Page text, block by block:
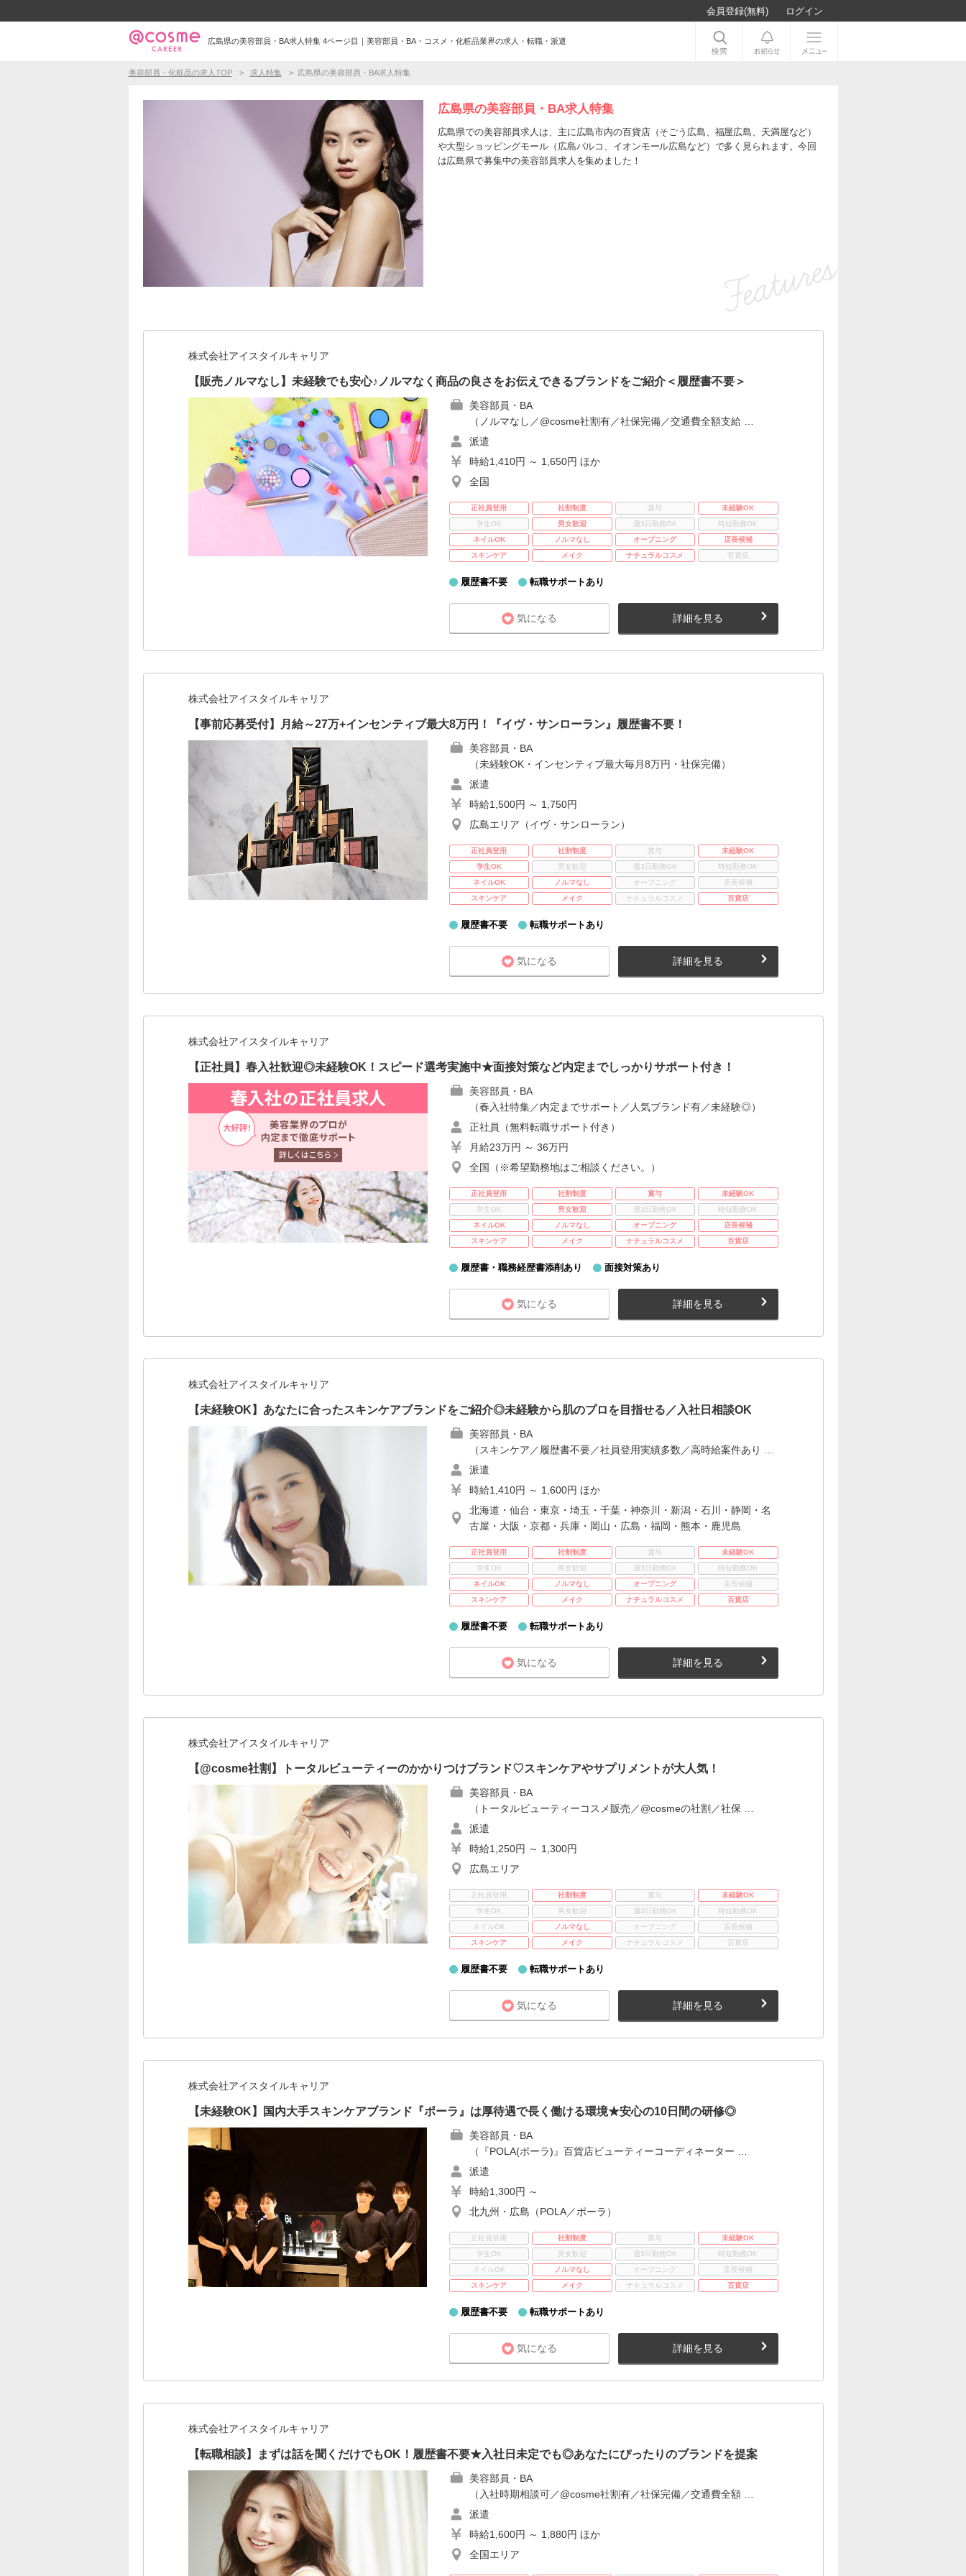
会員登録(無料) ログイン
広島県の美容部員・BA求人特集 4ページ目｜美容部員・BA・コスメ・化粧品業界の求人・転職・派遣
美容部員・化粧品の求人TOP 求人特集 広島県の美容部員・BA求人特集
広島県の美容部員・BA求人特集
広島県での美容部員求人は、主に広島市内の百貨店（そごう広島、福屋広島、天満屋など）
や大型ショッピングモール（広島パルコ、イオンモール広島など）で多く見られます。今回
は広島県で募集中の美容部員求人を集めました！
株式会社アイスタイルキャリア
【販売ノルマなし】未経験でも安心♪ノルマなく商品の良さをお伝えできるブランドをご紹介＜履歴書不要＞
美容部員・BA
（ノルマなし／@cosme社割有／社保完備／交通費全額支給 …
派遣
時給1,410円 ～ 1,650円 ほか
全国
正社員登用 社割制度 賞与
未経験OK
学生OK
男女歓迎 週3日勤務OK
時短勤務OK
ネイルOK
ノルマなし オープニング
店長候補
スキンケア
メイク ナチュラルコスメ 百貨店
履歴書不要 転職サポートあり
気になる 詳細を見る
株式会社アイスタイルキャリア
【事前応募受付】月給～27万+インセンティブ最大8万円！『イヴ・サンローラン』履歴書不要！
美容部員・BA
（未経験OK・インセンティブ最大毎月8万円・社保完備）
派遣
時給1,500円 ～ 1,750円
広島エリア（イヴ・サンローラン）
正社員登用 社割制度 賞与
未経験OK
学生OK
男女歓迎 週3日勤務OK
時短勤務OK
ネイルOK
ノルマなし オープニング
店長候補
スキンケア
メイク ナチュラルコスメ 百貨店
履歴書不要 転職サポートあり
気になる 詳細を見る
株式会社アイスタイルキャリア
【正社員】春入社歓迎◎未経験OK！スピード選考実施中★面接対策など内定までしっかりサポート付き！
美容部員・BA
（春入社特集／内定までサポート／人気ブランド有／未経験◎）
正社員（無料転職サポート付き）
月給23万円 ～ 36万円
全国（※希望勤務地はご相談ください。）
正社員登用 社割制度 賞与
未経験OK
学生OK
男女歓迎 週3日勤務OK
時短勤務OK
ネイルOK
ノルマなし オープニング
店長候補
スキンケア
メイク ナチュラルコスメ 百貨店
履歴書・職務経歴書添削あり 面接対策あり
気になる 詳細を見る
株式会社アイスタイルキャリア
【未経験OK】あなたに合ったスキンケアブランドをご紹介◎未経験から肌のプロを目指せる／入社日相談OK
美容部員・BA
（スキンケア／履歴書不要／社員登用実績多数／高時給案件あり …
派遣
時給1,410円 ～ 1,600円 ほか
北海道・仙台・東京・埼玉・千葉・神奈川・新潟・石川・静岡・名
古屋・大阪・京都・兵庫・岡山・広島・福岡・熊本・鹿児島
正社員登用 社割制度 賞与
未経験OK
学生OK
男女歓迎 週3日勤務OK
時短勤務OK
ネイルOK
ノルマなし オープニング
店長候補
スキンケア
メイク ナチュラルコスメ 百貨店
履歴書不要 転職サポートあり
気になる 詳細を見る
株式会社アイスタイルキャリア
【@cosme社割】トータルビューティーのかかりつけブランド♡スキンケアやサプリメントが大人気！
美容部員・BA
（トータルビューティーコスメ販売／@cosmeの社割／社保 …
派遣
時給1,250円 ～ 1,300円
広島エリア
正社員登用 社割制度 賞与
未経験OK
学生OK
男女歓迎 週3日勤務OK
時短勤務OK
ネイルOK
ノルマなし オープニング
店長候補
スキンケア
メイク ナチュラルコスメ 百貨店
履歴書不要 転職サポートあり
気になる 詳細を見る
株式会社アイスタイルキャリア
【未経験OK】国内大手スキンケアブランド『ポーラ』は厚待遇で長く働ける環境★安心の10日間の研修◎
美容部員・BA
（『POLA(ポーラ)』百貨店ビューティーコーディネーター …
派遣
時給1,300円 ～
北九州・広島（POLA／ポーラ）
正社員登用 社割制度 賞与
未経験OK
学生OK
男女歓迎 週3日勤務OK
時短勤務OK
ネイルOK
ノルマなし オープニング
店長候補
スキンケア
メイク ナチュラルコスメ 百貨店
履歴書不要 転職サポートあり
気になる 詳細を見る
株式会社アイスタイルキャリア
【転職相談】まずは話を聞くだけでもOK！履歴書不要★入社日未定でも◎あなたにぴったりのブランドを提案
美容部員・BA
（入社時期相談可／@cosme社割有／社保完備／交通費全額 …
派遣
時給1,600円 ～ 1,880円 ほか
全国エリア